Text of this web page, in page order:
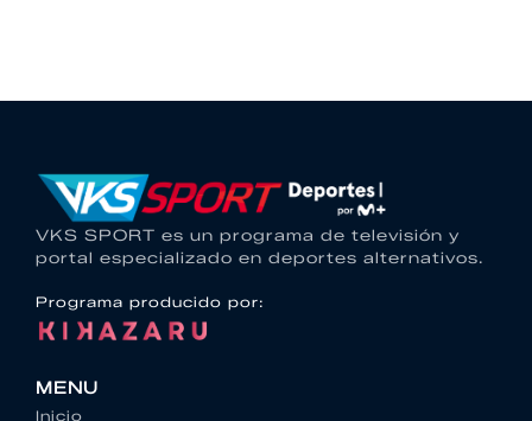
VKS SPORT es un programa de televisión y
portal especializado en deportes alternativos.
Programa producido por:
MENU
Inicio